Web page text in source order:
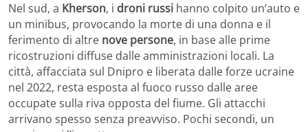
Nel sud, a Kherson, i droni russi hanno colpito un’auto e
un minibus, provocando la morte di una donna e il
ferimento di altre nove persone, in base alle prime
ricostruzioni diffuse dalle amministrazioni locali. La
città, affacciata sul Dnipro e liberata dalle forze ucraine
nel 2022, resta esposta al fuoco russo dalle aree
occupate sulla riva opposta del fiume. Gli attacchi
arrivano spesso senza preavviso. Pochi secondi, un